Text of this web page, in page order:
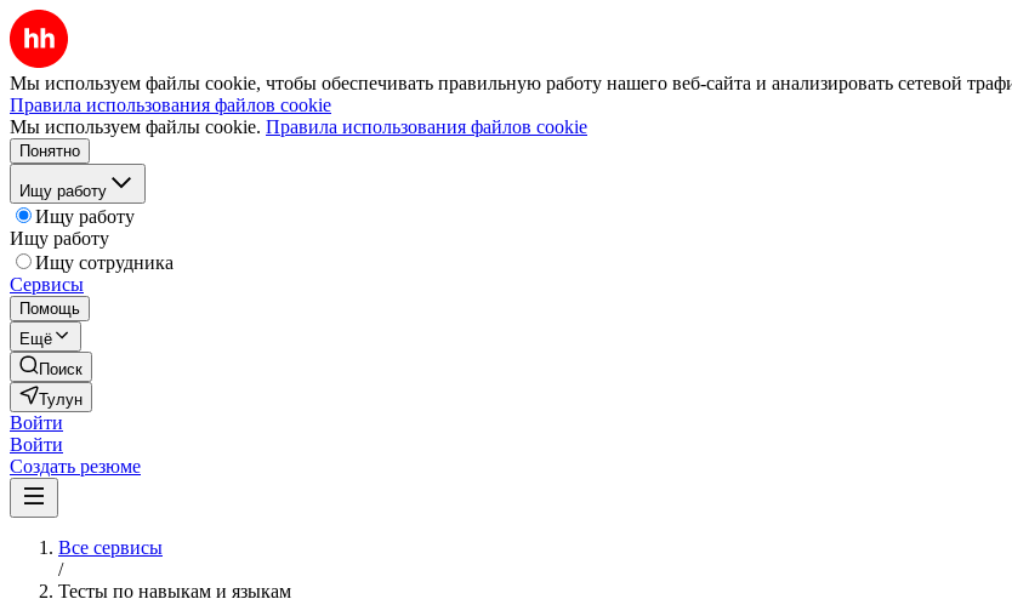
Мы используем файлы cookie, чтобы обеспечивать правильную работу нашего веб-сайта и анализировать сетевой
Правила использования файлов cookie
Мы используем файлы cookie. Правила использования файлов cookie
Понятно
Ищу работу
Ищу работу
Ищу работу
Ищу сотрудника
Сервисы
Помощь
Ещё
Поиск
Тулун
Войти
Войти
Создать резюме
Все сервисы
/
Тесты по навыкам и языкам